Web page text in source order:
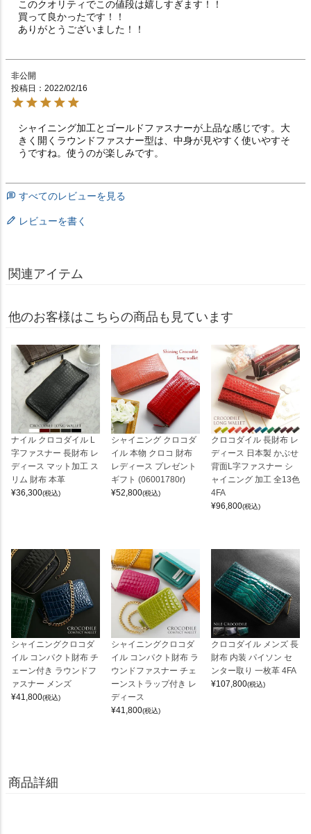
このクオリティでこの値段は嬉しすぎます！！
買って良かったです！！
ありがとうございました！！
非公開
投稿日
2022/02/16
シャイニング加工とゴールドファスナーが上品な感じです。大
きく開くラウンドファスナー型は、中身が見やすく使いやすそ
うですね。使うのが楽しみです。
すべてのレビューを見る
レビューを書く
関連アイテム
他のお客様はこちらの商品も見ています
ナイル クロコダイル L
字ファスナー 長財布 レ
ディース マット加工 ス
リム 財布 本革
¥36,300(税込)
シャイニング クロコダ
イル 本物 クロコ 財布
レディース プレゼント
ギフト (06001780r)
¥52,800(税込)
クロコダイル 長財布 レ
ディース 日本製 かぶせ
背面L字ファスナー シ
ャイニング 加工 全13色
4FA
¥96,800(税込)
シャイニングクロコダ
イル コンパクト財布 チ
ェーン付き ラウンドフ
ァスナー メンズ
¥41,800(税込)
シャイニングクロコダ
イル コンパクト財布 ラ
ウンドファスナー チェ
ーンストラップ付き レ
ディース
¥41,800(税込)
クロコダイル メンズ 長
財布 内装 パイソン セ
ンター取り 一枚革 4FA
¥107,800(税込)
商品詳細